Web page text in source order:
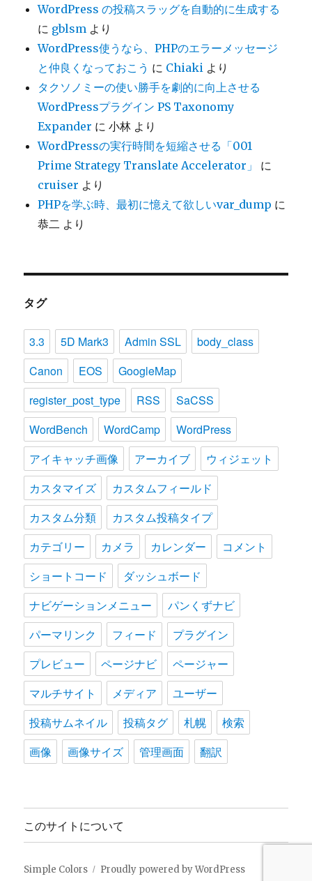
WordPress の投稿スラッグを自動的に生成する
に gblsm より
WordPress使うなら、PHPのエラーメッセージ
と仲良くなっておこう に Chiaki より
タクソノミーの使い勝手を劇的に向上させる
WordPressプラグイン PS Taxonomy
Expander に小林 より
WordPressの実行時間を短縮させる「001
Prime Strategy Translate Accelerator」
に
cruiser より
PHPを学ぶ時、最初に憶えて欲しいvar_dump に
恭二 より
タグ
3.3 5D Mark3 Admin SSL
body_class
Canon
EOS
GoogleMap
register_post_type
RSS
SaCSS
WordBench
WordCamp
WordPress
アイキャッチ画像
アーカイブ
ウィジェット
カスタマイズ
カスタムフィールド
カスタム分類
カスタム投稿タイプ
カテゴリー
カメラ カレンダー
コメント
ショートコード
ダッシュボード
ナビゲーションメニュー
パンくずナビ
パーマリンク
フィード
プラグイン
プレビュー
ページナビ
ページャー
マルチサイト
メディア
ユーザー
投稿サムネイル
投稿タグ 札幌
検索
画像
画像サイズ 管理画面 翻訳
このサイトについて
Simple Colors Proudly powered by WordPress